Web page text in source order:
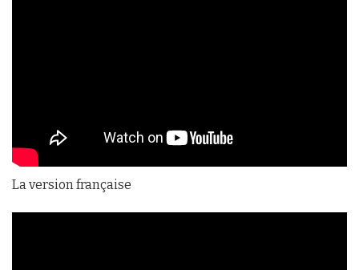
La version française